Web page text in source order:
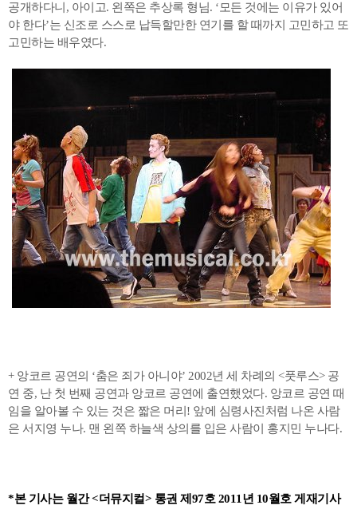
공개하다니, 아이고. 왼쪽은 추상록 형님. ‘모든 것에는 이유가 있어
야 한다’는 신조로 스스로 납득할만한 연기를 할 때까지 고민하고 또
고민하는 배우였다.
+ 앙코르 공연의 ‘춤은 죄가 아니야’ 2002년 세 차례의 <풋루스> 공
연 중, 난 첫 번째 공연과 앙코르 공연에 출연했었다. 앙코르 공연 때
임을 알아볼 수 있는 것은 짧은 머리! 앞에 심령사진처럼 나온 사람
은 서지영 누나. 맨 왼쪽 하늘색 상의를 입은 사람이 홍지민 누나다.
*본 기사는 월간 <더뮤지컬> 통권 제97호 2011년 10월호 게재기사